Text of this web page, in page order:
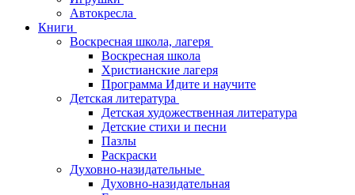
Автокресла
Книги
Воскресная школа, лагеря
Воскресная школа
Христианские лагеря
Программа Идите и научите
Детская литература
Детская художественная литература
Детские стихи и песни
Пазлы
Раскраски
Духовно-назидательные
Духовно-назидательная